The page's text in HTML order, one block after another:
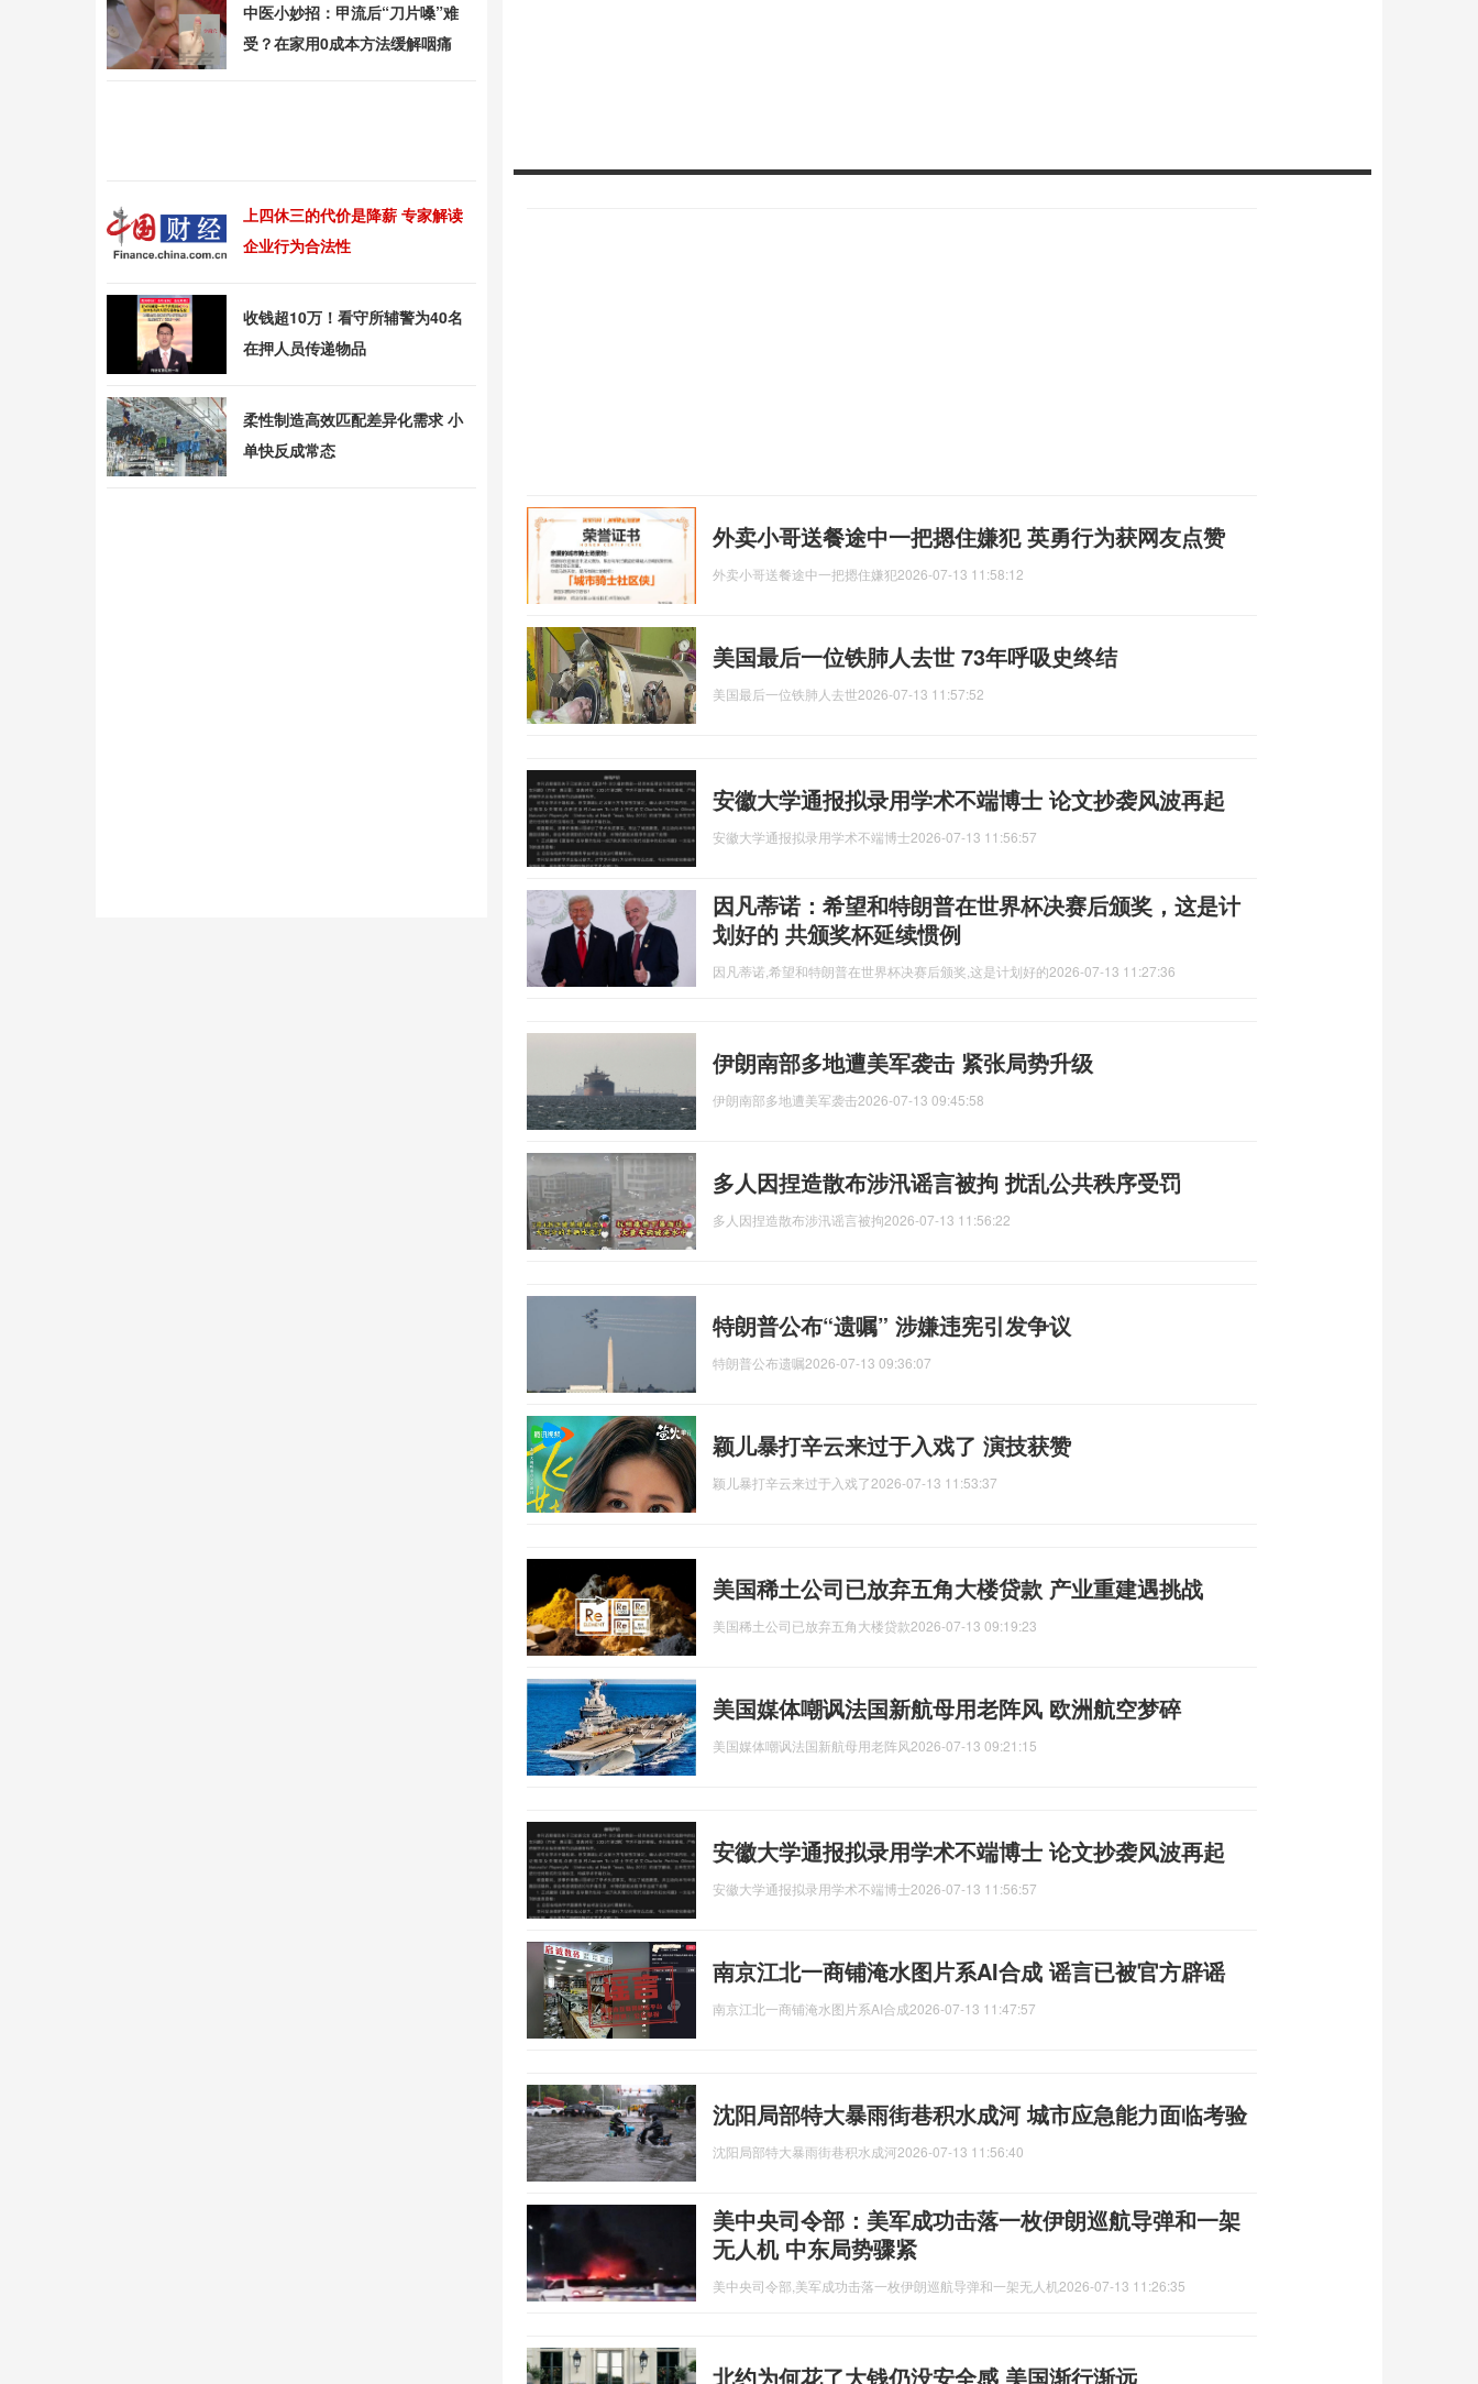
外卖小哥送餐途中一把摁住嫌犯 英勇行为获网友点赞
外卖小哥送餐途中一把摁住嫌犯2026-07-13 11:58:12
美国最后一位铁肺人去世 73年呼吸史终结
美国最后一位铁肺人去世2026-07-13 11:57:52
安徽大学通报拟录用学术不端博士 论文抄袭风波再起
安徽大学通报拟录用学术不端博士2026-07-13 11:56:57
因凡蒂诺：希望和特朗普在世界杯决赛后颁奖，这是计
划好的 共颁奖杯延续惯例
因凡蒂诺,希望和特朗普在世界杯决赛后颁奖,这是计划好的2026-07-13 11:27:36
伊朗南部多地遭美军袭击 紧张局势升级
伊朗南部多地遭美军袭击2026-07-13 09:45:58
多人因捏造散布涉汛谣言被拘 扰乱公共秩序受罚
多人因捏造散布涉汛谣言被拘2026-07-13 11:56:22
特朗普公布“遗嘱” 涉嫌违宪引发争议
特朗普公布遗嘱2026-07-13 09:36:07
颖儿暴打辛云来过于入戏了 演技获赞
颖儿暴打辛云来过于入戏了2026-07-13 11:53:37
美国稀土公司已放弃五角大楼贷款 产业重建遇挑战
美国稀土公司已放弃五角大楼贷款2026-07-13 09:19:23
美国媒体嘲讽法国新航母用老阵风 欧洲航空梦碎
美国媒体嘲讽法国新航母用老阵风2026-07-13 09:21:15
安徽大学通报拟录用学术不端博士 论文抄袭风波再起
安徽大学通报拟录用学术不端博士2026-07-13 11:56:57
南京江北一商铺淹水图片系AI合成 谣言已被官方辟谣
南京江北一商铺淹水图片系AI合成2026-07-13 11:47:57
沈阳局部特大暴雨街巷积水成河 城市应急能力面临考验
沈阳局部特大暴雨街巷积水成河2026-07-13 11:56:40
美中央司令部：美军成功击落一枚伊朗巡航导弹和一架
无人机 中东局势骤紧
美中央司令部,美军成功击落一枚伊朗巡航导弹和一架无人机 2026-07-13 11:26:35
北约为何花了大钱仍没安全感 美国渐行渐远
中医小妙招：甲流后“刀片嗓”难
受？在家用0成本方法缓解咽痛
上四休三的代价是降薪 专家解读
企业行为合法性
收钱超10万！看守所辅警为40名
在押人员传递物品
柔性制造高效匹配差异化需求 小
单快反成常态